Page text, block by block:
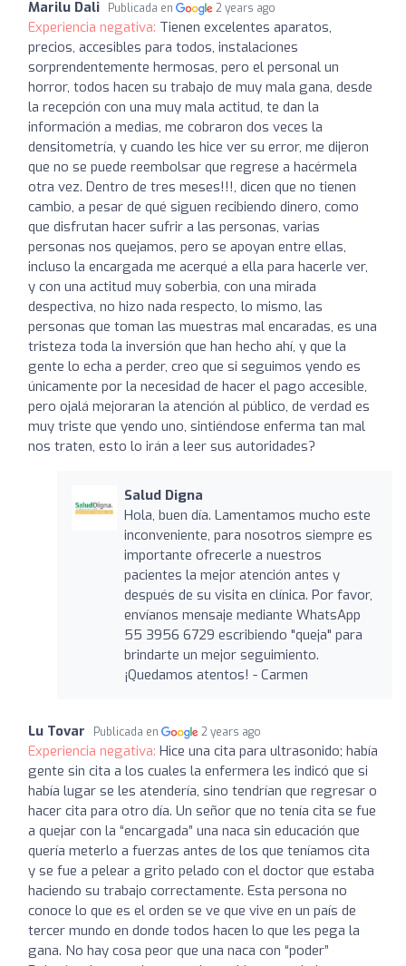
Marilu Dali Publicada en 2 years ago
Experiencia negativa: Tienen excelentes aparatos,
precios, accesibles para todos, instalaciones
sorprendentemente hermosas, pero el personal un
horror, todos hacen su trabajo de muy mala gana, desde
la recepción con una muy mala actitud, te dan la
información a medias, me cobraron dos veces la
densitometría, y cuando les hice ver su error, me dijeron
que no se puede reembolsar que regrese a hacérmela
otra vez. Dentro de tres meses!!!, dicen que no tienen
cambio, a pesar de qué siguen recibiendo dinero, como
que disfrutan hacer sufrir a las personas, varias
personas nos quejamos, pero se apoyan entre ellas,
incluso la encargada me acerqué a ella para hacerle ver,
y con una actitud muy soberbia, con una mirada
despectiva, no hizo nada respecto, lo mismo, las
personas que toman las muestras mal encaradas, es una
tristeza toda la inversión que han hecho ahí, y que la
gente lo echa a perder, creo que si seguimos yendo es
únicamente por la necesidad de hacer el pago accesible,
pero ojalá mejoraran la atención al público, de verdad es
muy triste que yendo uno, sintiéndose enferma tan mal
nos traten, esto lo irán a leer sus autoridades?
Salud Digna
Hola, buen día. Lamentamos mucho este
inconveniente, para nosotros siempre es
importante ofrecerle a nuestros
pacientes la mejor atención antes y
después de su visita en clínica. Por favor,
envíanos mensaje mediante WhatsApp
55 3956 6729 escribiendo "queja" para
brindarte un mejor seguimiento.
¡Quedamos atentos! - Carmen
Lu Tovar Publicada en 2 years ago
Experiencia negativa: Hice una cita para ultrasonido; había
gente sin cita a los cuales la enfermera les indicó que si
había lugar se les atendería, sino tendrían que regresar o
hacer cita para otro día. Un señor que no tenía cita se fue
a quejar con la “encargada” una naca sin educación que
quería meterlo a fuerzas antes de los que teníamos cita
y se fue a pelear a grito pelado con el doctor que estaba
haciendo su trabajo correctamente. Esta persona no
conoce lo que es el orden se ve que vive en un país de
tercer mundo en donde todos hacen lo que les pega la
gana. No hay cosa peor que una naca con “poder”